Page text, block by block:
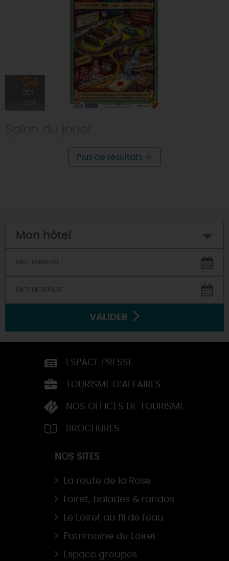
04
OCT
2026
Plus de résultats
Mon hôtel
VALIDER
ESPACE PRESSE
TOURISME D’AFFAIRES
NOS OFFICES DE TOURISME
BROCHURES
NOS SITES
La route de la Rose
Loiret, balades & randos
Le Loiret au fil de l'eau
Patrimoine du Loiret
Espace groupes